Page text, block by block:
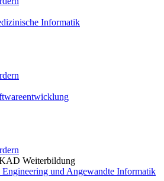
Informatik
Weiterbildung
und Angewandte Informatik